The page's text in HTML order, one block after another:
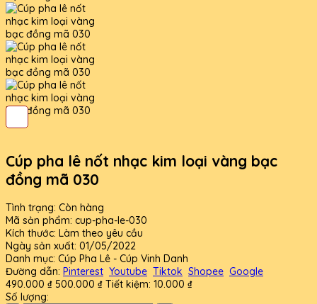
Cúp pha lê nốt nhạc kim loại vàng bạc
đồng mã 030
Tình trạng: Còn hàng
Mã sản phẩm: cup-pha-le-030
Kích thước: Làm theo yêu cầu
Ngày sản xuất: 01/05/2022
Danh mục: Cúp Pha Lê - Cúp Vinh Danh
Đường dẫn: Pinterest Youtube Tiktok Shopee Google
490.000 ₫ 500.000 ₫ Tiết kiệm: 10.000 ₫
Số lượng: